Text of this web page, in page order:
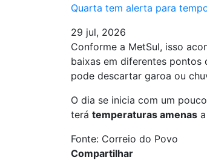
Quarta tem alerta para
29 jul, 2026
Conforme a MetSul, isso
baixas em diferentes pontos
pode descartar garoa ou
O dia se inicia com um
terá temperaturas amenas
Fonte: Correio do Povo
Compartilhar